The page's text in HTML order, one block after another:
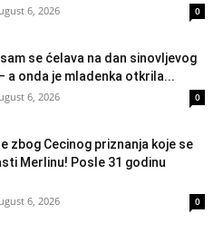
6, 2026 0
se ćelava na dan sinovljevog
a onda je mladenka otkrila...
6, 2026 0
zbog Cecinog priznanja koje se
Merlinu! Posle 31 godinu
6, 2026 0